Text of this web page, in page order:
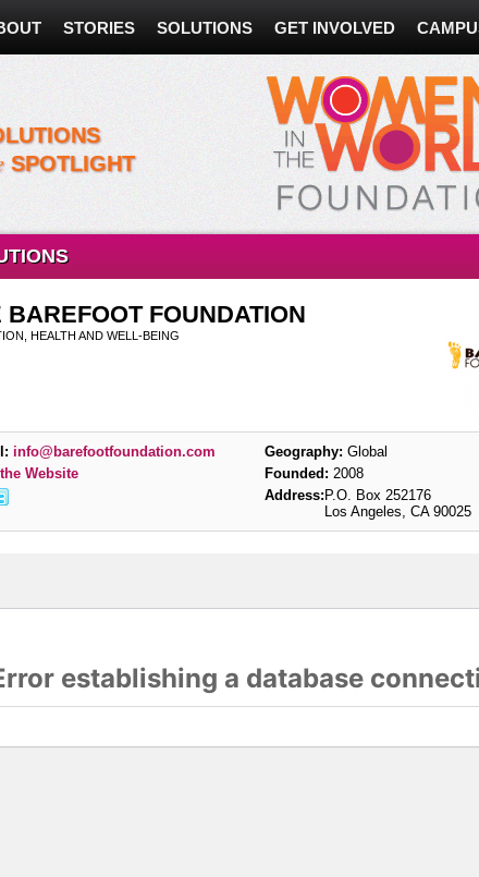
STORIES SOLUTIONS GET INVOLVED
SPOTLIGHT
BAREFOOT FOUNDATION
HEALTH AND WELL-BEING
info@barefootfoundation.com
Website
Geography: Global
Founded: 2008
Address: P.O. Box 252176
Los Angeles, CA 90025